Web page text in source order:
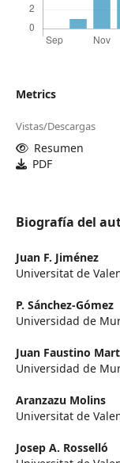
Metrics
Vistas/Descargas
Resumen
PDF
Biografía del
Juan F. Jiménez
Universitat de
P. Sánchez-Gómez
Universidad de
Juan Faustino
Universidad de
Aranzazu Molins
Universitat de
Josep A. Rosselló